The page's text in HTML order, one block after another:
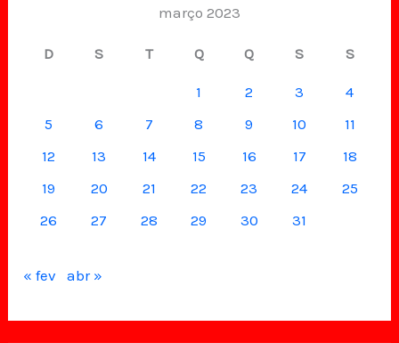
março 2023
D S T Q Q S S
1 2 3
4
5
6 7 8 9 10
11
12
13 14 15 16 17
18
19
20 21 22 23 24
25
26
27 28 29 30 31
« fev abr »